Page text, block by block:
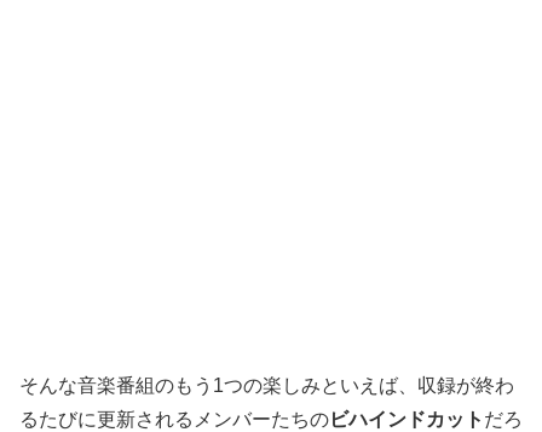
そんな音楽番組のもう1つの楽しみといえば、収録が終わ
るたびに更新されるメンバーたちのビハインドカット だろ